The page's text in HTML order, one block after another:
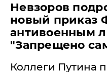
Невзоров
новый приказ
антивоенным
"Запрещено
Коллеги Путина